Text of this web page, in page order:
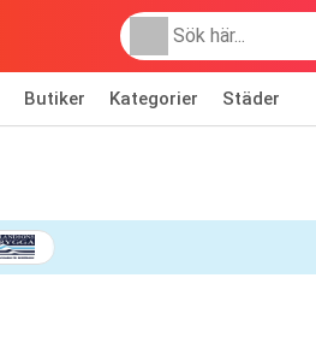
Butiker Kategorier Städer